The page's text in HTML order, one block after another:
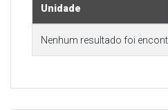
Unidade
Nenhum resultado foi